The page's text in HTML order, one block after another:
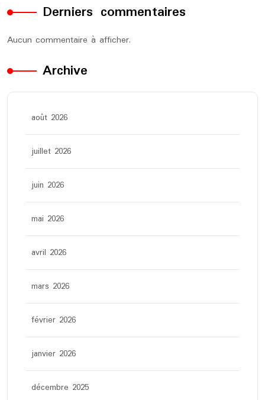
Derniers commentaires
Aucun commentaire à afficher.
Archive
août 2026
juillet 2026
juin 2026
mai 2026
avril 2026
mars 2026
février 2026
janvier 2026
décembre 2025